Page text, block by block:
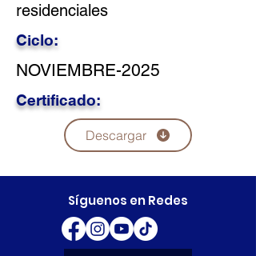
residenciales
Ciclo:
NOVIEMBRE-2025
Certificado:
Descargar
Síguenos en Redes